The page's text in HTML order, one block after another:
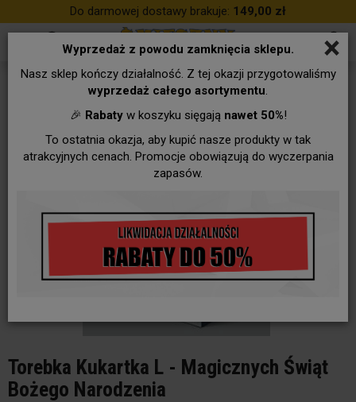
×
Wyprzedaż z powodu zamknięcia sklepu.
Nasz sklep kończy działalność. Z tej okazji przygotowaliśmy
wyprzedaż całego asortymentu.
🎉 Rabatyw koszyku sięgają nawet 50%!
To ostatnia okazja, aby kupić nasze produkty w tak
atrakcyjnych cenach. Promocje obowiązują do wyczerpania
zapasów.
Do darmowej dostawy brakuje: 149,00 zł
Torebka Kukartka L - Magicznych Świąt
Bożego Narodzenia